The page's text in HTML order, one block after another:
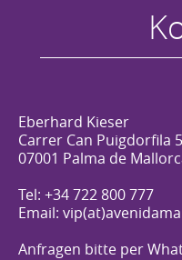
Eberhard Kieser
Carrer Can Puigdorfila
07001 Palma de
Tel: +34 722 800 777
Email:
Anfragen bitte per